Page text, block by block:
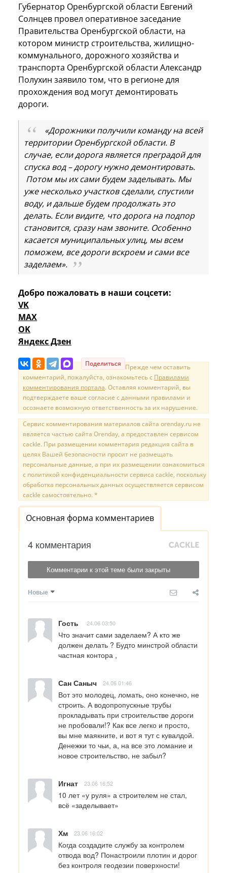
Губернатор Оренбургской области Евгений
Солнцев провел оперативное заседание
Правительства Оренбургской области, на
котором министр строительства, жилищно-
коммунального, дорожного хозяйства и
транспорта Оренбургской области Александр
Полухин заявило том, что в регионе для
прохождения вод могут демонтировать
дороги.
«Дорожники получили команду на всей
территории Оренбургской области. В
случае, если дорога является преградой для
спуска вод – дорогу нужно демонтировать.
Потом мы их сами будем заделывать. Мы
уже несколько участков сделали, спустили
воду, и дальше будем продолжать это
делать. Если видите, что дорога на подпор
становится, сразу нам звоните. Особенно
касается муниципальных улиц, мы всем
поможем, все дороги вскроем и сами все
заделаем».
Добро пожаловать в наши соцсети:
VK
MAX
OK
Яндекс Дзен
Поделиться Прежде чем оставить
комментарий, пожалуйста, ознакомьтесь с Правилами
комментирования портала. Оставляя комментарий, вы
подтверждаете ваше согласие с данными правилами и
осознаете возможную ответственность за их нарушение.
Сервис комментирования материалов сайта orenday.ru не
является частью сайта Orenday, а предоставлен сервисом
cackle. При размещении комментария редакция сайта в
целях Вашей безопасности просит не размещать
персональные данные, а при их размещении ознакомиться
с политикой конфиденциальности сервиса cackle, поскольку
обработка персональных данных осуществляется сервисом
cackle самостоятельно. *
Основная форма комментариев
4 комментария
Комментарии к этой теме были закрыты
Новые
Гость 24.06 03:50
Что значит сами заделаем? А кто же
должен делать ? Будто минстрой области
частная контора ,
Сан Саныч 24.06 01:46
Вот это молодец, ломать, оно конечно, не
строить. А водопропускные трубы
прокладывать при строительстве дороги
не пробовали!? Как все легко и просто,
вы мне маякните, и вот я тут с кувалдой.
Денежки то чьи, а, на все это ломание и
новое строительство, не забыл?
Игнат 23.06 16:52
10 лет «у руля» а строителем не стал,
всё «заделывает»
Хм 23.06 16:02
Когда создадите службу за контролем
отвода вод? Понастроили плотин и дорог
без контроля геодезии поверхности!